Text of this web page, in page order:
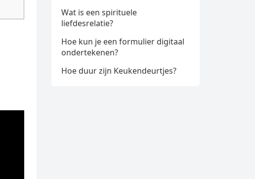
Wat is een spirituele
liefdesrelatie?
Hoe kun je een formulier digitaal
ondertekenen?
Hoe duur zijn Keukendeurtjes?